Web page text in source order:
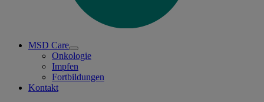
MSD Care
Open
submenu
Onkologie
Impfen
Fortbildungen
Kontakt